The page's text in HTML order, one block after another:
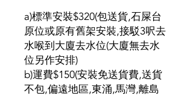
a)標準安裝$320(包送貨,石屎台
原位或原有舊架安裝,接駁3呎去
水喉到大廈去水位(大廈無去水
位另作安排)
b)運費$150(安裝免送貨費,送貨
不包,偏遠地區,東涌,馬灣,離島